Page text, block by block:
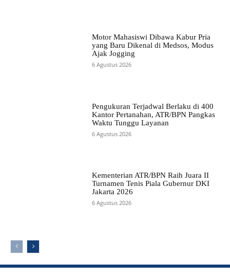
Motor Mahasiswi Dibawa Kabur Pria
yang Baru Dikenal di Medsos, Modus
Ajak Jogging
6 Agustus 2026
Pengukuran Terjadwal Berlaku di 400
Kantor Pertanahan, ATR/BPN Pangkas
Waktu Tunggu Layanan
6 Agustus 2026
Kementerian ATR/BPN Raih Juara II
Turnamen Tenis Piala Gubernur DKI
Jakarta 2026
6 Agustus 2026